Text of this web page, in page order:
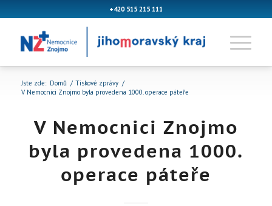
+420 515 215 111
Jste zde: Domů / Tiskové zprávy /
V Nemocnici Znojmo byla provedena 1000. operace páteře
V Nemocnici Znojmo
byla provedena 1000.
operace páteře